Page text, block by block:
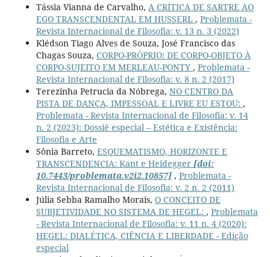
Tássia Vianna de Carvalho, A CRÍTICA DE SARTRE AO
EGO TRANSCENDENTAL EM HUSSERL , Problemata -
Revista Internacional de Filosofia: v. 13 n. 3 (2022)
Klédson Tiago Alves de Souza, José Francisco das
Chagas Souza, CORPO-PRÓPRIO: DE CORPO-OBJETO À
CORPO-SUJEITO EM MERLEAU-PONTY , Problemata -
Revista Internacional de Filosofia: v. 8 n. 2 (2017)
Terezinha Petrucia da Nóbrega, NO CENTRO DA
PISTA DE DANÇA, IMPESSOAL E LIVRE EU ESTOU: ,
Problemata - Revista Internacional de Filosofia: v. 14
n. 2 (2023): Dossiê especial – Estética e Existência:
Filosofia e Arte
Sônia Barreto, ESQUEMATISMO, HORIZONTE E
TRANSCENDENCIA: Kant e Heidegger [doi:
10.7443/problemata.v2i2.10857], Problemata -
Revista Internacional de Filosofia: v. 2 n. 2 (2011)
Júlia Sebba Ramalho Morais, O CONCEITO DE
SUBJETIVIDADE NO SISTEMA DE HEGEL: , Problemata
- Revista Internacional de Filosofia: v. 11 n. 4 (2020):
HEGEL: DIALÉTICA, CIÊNCIA E LIBERDADE - Edição
especial